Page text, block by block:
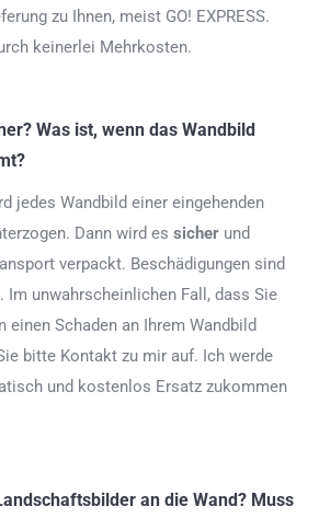
zu Ihnen, meist GO! EXPRESS.
keinerlei Mehrkosten.
Was ist, wenn das Wandbild
jedes Wandbild einer eingehenden
Dann wird es sicher und
verpackt. Beschädigungen sind
Im unwahrscheinlichen Fall, dass Sie
einen Schaden an Ihrem Wandbild
bitte Kontakt zu mir auf. Ich werde
und kostenlos Ersatz zukommen
an die Wand? Muss